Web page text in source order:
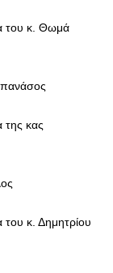
του κ. Θωμά
της κας
κ. Δημητρίου